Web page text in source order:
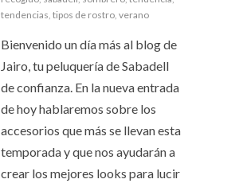
tendencias, tipos de rostro, verano
Bienvenido un día más al blog de
Jairo, tu peluquería de Sabadell
de confianza. En la nueva entrada
de hoy hablaremos sobre los
accesorios que más se llevan esta
temporada y que nos ayudarán a
crear los mejores looks para lucir